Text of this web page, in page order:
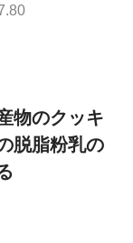
物のクッキ
脱脂粉乳の